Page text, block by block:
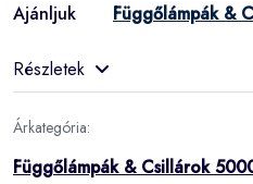
Ajánljuk
Függőlámpák &
Részletek
Árkategória:
Függőlámpák & Csillárok